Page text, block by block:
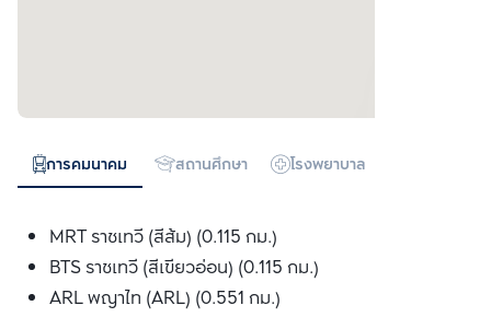
การคมนาคม สถานศึกษา โรงพยาบาล
MRT ราชเทวี (สีส้ม) (0.115 กม.)
BTS ราชเทวี (สีเขียวอ่อน) (0.115 กม.)
ARL พญาไท (ARL) (0.551 กม.)